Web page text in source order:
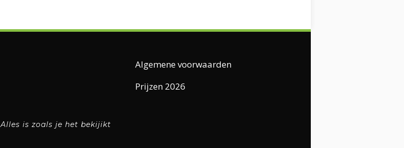
Alles is zoals je het bekijikt
Algemene voorwaarden
Prijzen 2026